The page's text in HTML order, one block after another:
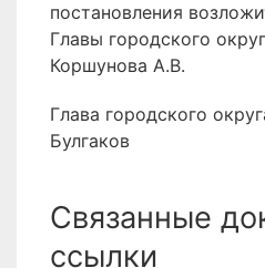
постановления
Главы городского
Коршунова А.В.
Глава городского
Булгаков
Связанные
ссылки